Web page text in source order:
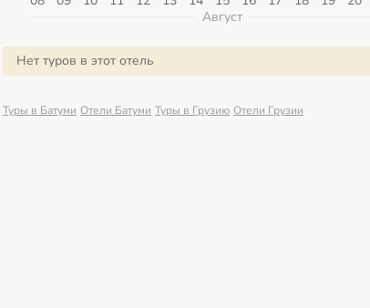
Август
Нет туров в этот отель
Туры в Батуми Отели Батуми Туры в Грузию Отели Грузии